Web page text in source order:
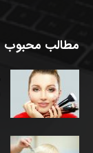
مطالب محبوب